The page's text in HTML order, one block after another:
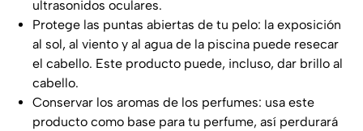
ultrasonidos oculares.
Protege las puntas abiertas de tu pelo: la exposición
al sol, al viento y al agua de la piscina puede resecar
el cabello. Este producto puede, incluso, dar brillo al
cabello.
Conservar los aromas de los perfumes: usa este
producto como base para tu perfume, así perdurará